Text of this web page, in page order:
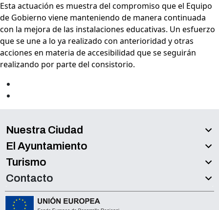
Esta actuación es muestra del compromiso que el Equipo
de Gobierno viene manteniendo de manera continuada
con la mejora de las instalaciones educativas. Un esfuerzo
que se une a lo ya realizado con anterioridad y otras
acciones en materia de accesibilidad que se seguirán
realizando por parte del consistorio.
Nuestra Ciudad
El Ayuntamiento
Turismo
Contacto